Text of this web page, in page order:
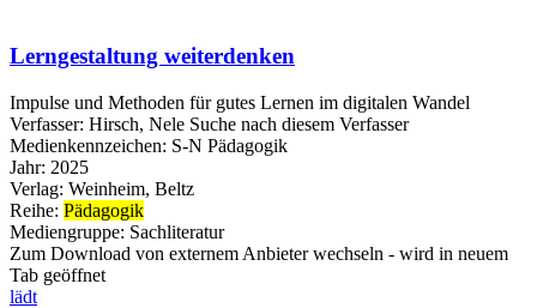
Lerngestaltung weiterdenken
Impulse und Methoden für gutes Lernen im digitalen Wandel
Verfasser: Hirsch, Nele Suche nach diesem Verfasser
Medienkennzeichen: S-N Pädagogik
Jahr: 2025
Verlag: Weinheim, Beltz
Reihe: Pädagogik
Mediengruppe: Sachliteratur
Zum Download von externem Anbieter wechseln - wird in neuem
Tab geöffnet
lädt